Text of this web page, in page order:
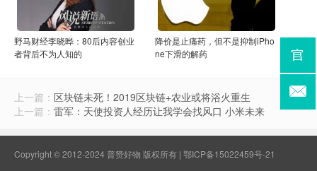
野马财经李晓晔：80后内容创业
者背后不为人知的
降价是止痛药，但不是抑制iPho
ne下滑的解药
上一篇： 区块链未死！2019区块链+农业或将浴火重生
上一篇： 雷军：天使投资人经历让我学会找风口 小米未来
Copyright © 2012-2024 普赞好物 版权所有 | 鄂ICP备15022459号-21